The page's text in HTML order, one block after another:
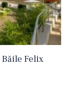
Felix